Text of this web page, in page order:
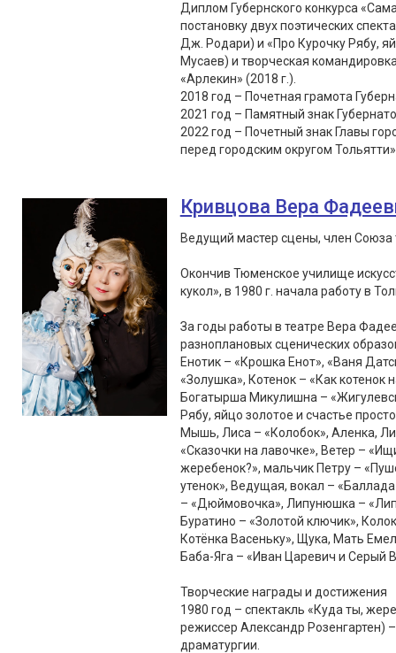
Диплом Губернского конкурса
постановку двух поэтических
Дж. Родари) и «Про Курочку Рябу,
Мусаев) и творческая
«Арлекин» (2018 г.).
2018 год – Почетная грамота
2021 год – Памятный знак
2022 год – Почетный знак Главы
перед городским округом
Кривцова Вера
Ведущий мастер сцены, член Союза
Окончив Тюменское училище
кукол», в 1980 г. начала работу в
За годы работы в театре Вера
разноплановых сценических
Енотик – «Крошка Енот», «Ваня
«Золушка», Котенок – «Как
Богатырша Микулишна –
Рябу, яйцо золотое и счастье
Мышь, Лиса – «Колобок», Аленка,
«Сказочки на лавочке», Ветер –
жеребенок?», мальчик Петру –
утенок», Ведущая, вокал –
– «Дюймовочка», Липунюшка –
Буратино – «Золотой ключик»,
Котёнка Васеньку», Щука, Мать
Баба-Яга – «Иван Царевич и Серый
Творческие награды и достижения
1980 год – спектакль «Куда ты,
режиссер Александр Розенгартен)
драматургии.